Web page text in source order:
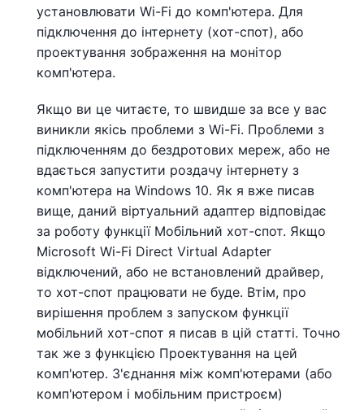
установлювати Wi-Fi до комп'ютера. Для
підключення до інтернету (хот-спот), або
проектування зображення на монітор
комп'ютера.
Якщо ви це читаєте, то швидше за все у вас
виникли якісь проблеми з Wi-Fi. Проблеми з
підключенням до бездротових мереж, або не
вдається запустити роздачу інтернету з
комп'ютера на Windows 10. Як я вже писав
вище, даний віртуальний адаптер відповідає
за роботу функції Мобільний хот-спот. Якщо
Microsoft Wi-Fi Direct Virtual Adapter
відключений, або не встановлений драйвер,
то хот-спот працювати не буде. Втім, про
вирішення проблем з запуском функції
мобільний хот-спот я писав в цій статті. Точно
так же з функцією Проектування на цей
комп'ютер. З'єднання між комп'ютерами (або
комп'ютером і мобільним пристроєм)